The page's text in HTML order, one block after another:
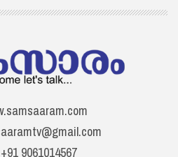
9061014567